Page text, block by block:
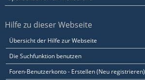
Hilfe zu dieser Webseite
Übersicht der Hilfe zur Webseite
Die Suchfunktion benutzen
Foren-Benutzerkonto - Erstellen (Neu registrieren)